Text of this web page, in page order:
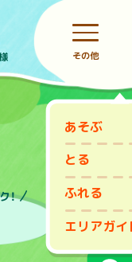
あそぶ
とる
ふれる
エリアガイ
その他
前売りチケット
！